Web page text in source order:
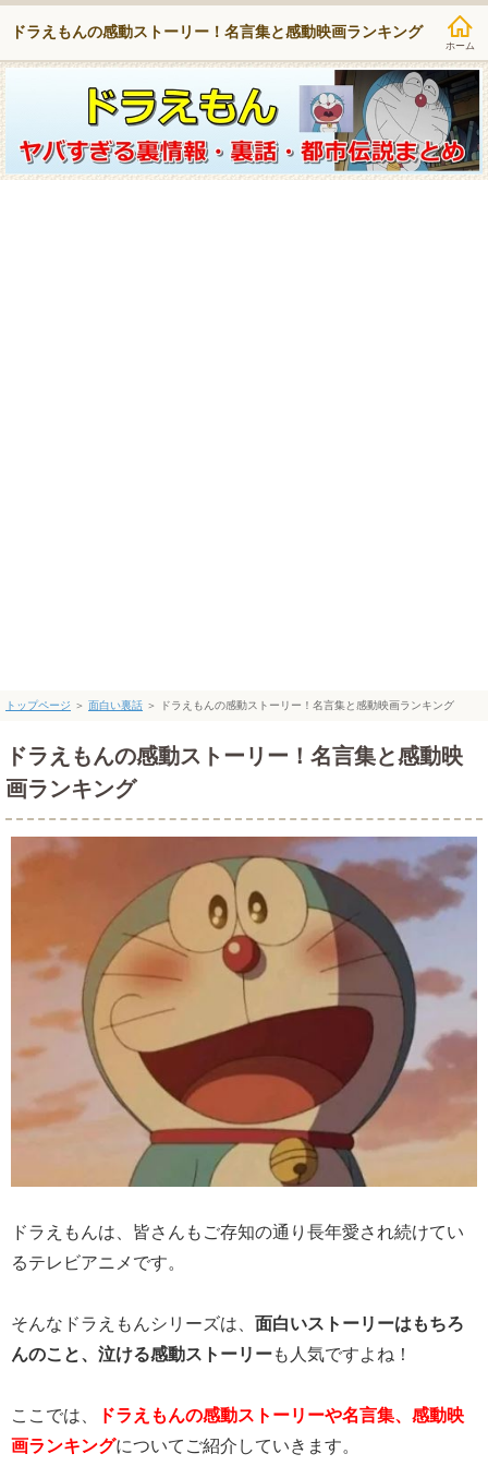
ドラえもんの感動ストーリー！名言集と感動映画ランキング
トップページ ＞ 面白い裏話 ＞ ドラえもんの感動ストーリー！名言集と感動映画ランキング
ドラえもんの感動ストーリー！名言集と感動映
画ランキング
ドラえもんは、皆さんもご存知の通り長年愛され続けてい
るテレビアニメです。
そんなドラえもんシリーズは、 面白いストーリーはもちろ
んのこと、泣ける感動ストーリーも人気ですよね！
ここでは、
ドラえもんの感動ストーリーや名言集、感動映
画ランキングについてご紹介していきます。